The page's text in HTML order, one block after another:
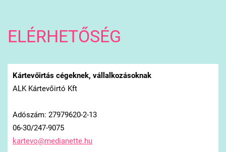
ELÉRHETŐSÉG
Kártevőirtás cégeknek, vállalkozásoknak
ALK Kártevőirtó Kft
Adószám: 27979620-2-13
06-30/247-9075
kartevo@medianette.hu